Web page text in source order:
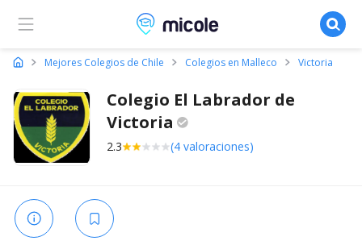
Micole, buscador de colegios
Mejores Colegios de Chile Colegios en Malleco Victoria
Colegio El Labrador de
Victoria
2.3 (4 valoraciones)